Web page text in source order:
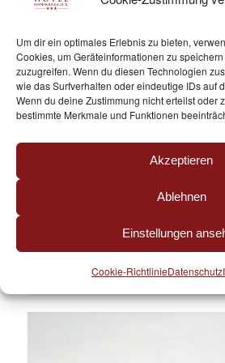
Um dir ein optimales Erlebnis zu bieten,
Cookies, um Geräteinformationen zu
zuzugreifen. Wenn du diesen Technologien
wie das Surfverhalten oder eindeutige IDs auf
Wenn du deine Zustimmung nicht erteilst oder
bestimmte Merkmale und Funktionen
Akzeptieren
Ablehnen
Einstellungen
Cookie-RichtlinieDatenschutz
Angebote